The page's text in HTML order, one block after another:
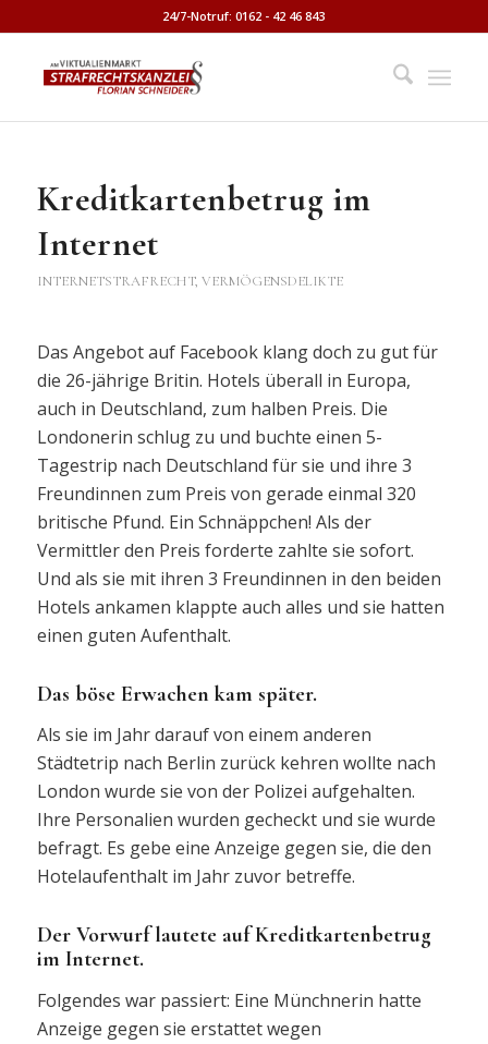
24/7-Notruf: 0162 - 42 46 843
Kreditkartenbetrug im
Internet
INTERNETSTRAFRECHT, VERMÖGENSDELIKTE
Das Angebot auf Facebook klang doch zu gut für
die 26-jährige Britin. Hotels überall in Europa,
auch in Deutschland, zum halben Preis. Die
Londonerin schlug zu und buchte einen 5-
Tagestrip nach Deutschland für sie und ihre 3
Freundinnen zum Preis von gerade einmal 320
britische Pfund. Ein Schnäppchen! Als der
Vermittler den Preis forderte zahlte sie sofort.
Und als sie mit ihren 3 Freundinnen in den beiden
Hotels ankamen klappte auch alles und sie hatten
einen guten Aufenthalt.
Das böse Erwachen kam später.
Als sie im Jahr darauf von einem anderen
Städtetrip nach Berlin zurück kehren wollte nach
London wurde sie von der Polizei aufgehalten.
Ihre Personalien wurden gecheckt und sie wurde
befragt. Es gebe eine Anzeige gegen sie, die den
Hotelaufenthalt im Jahr zuvor betreffe.
Der Vorwurf lautete auf Kreditkartenbetrug
im Internet.
Folgendes war passiert: Eine Münchnerin hatte
Anzeige gegen sie erstattet wegen